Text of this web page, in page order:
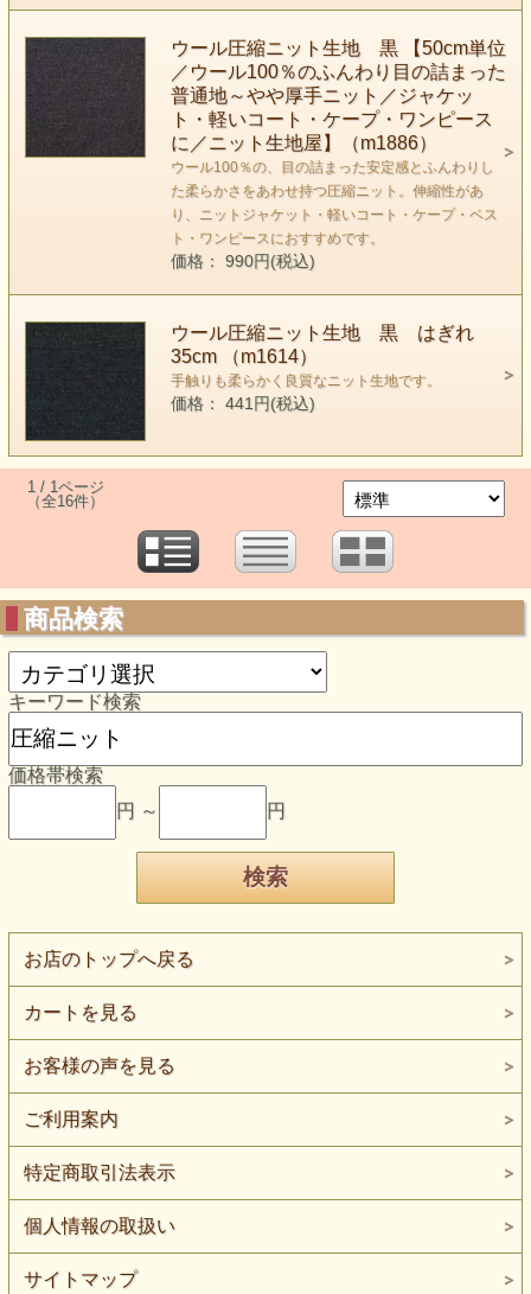
ウール圧縮ニット生地 黒 【50cm単位
／ウール100％のふんわり目の詰まった
普通地～やや厚手ニット／ジャケッ
ト・軽いコート・ケープ・ワンピース
に／ニット生地屋】（m1886）
ウール100％の、目の詰まった安定感とふんわりし
た柔らかさをあわせ持つ圧縮ニット。伸縮性があ
り、ニットジャケット・軽いコート・ケープ・ベス
ト・ワンピースにおすすめです。
価格： 990円(税込)
ウール圧縮ニット生地 黒 はぎれ
35cm （m1614）
手触りも柔らかく良質なニット生地です。
価格： 441円(税込)
1 / 1ページ
（全16件）
商品検索
キーワード検索
価格帯検索
円 ～
円
お店のトップへ戻る
カートを見る
お客様の声を見る
ご利用案内
特定商取引法表示
個人情報の取扱い
サイトマップ